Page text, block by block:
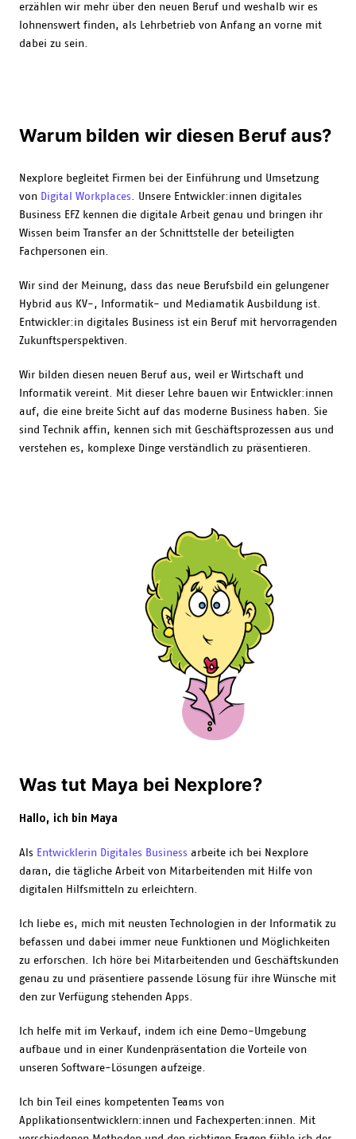
erzählen wir mehr über den neuen Beruf und weshalb wir es
lohnenswert finden, als Lehrbetrieb von Anfang an vorne mit
dabei zu sein.
Warum bilden wir diesen Beruf aus?
Nexplore begleitet Firmen bei der Einführung und Umsetzung
von Digital Workplaces. Unsere Entwickler:innen digitales
Business EFZ kennen die digitale Arbeit genau und bringen ihr
Wissen beim Transfer an der Schnittstelle der beteiligten
Fachpersonen ein.
Wir sind der Meinung, dass das neue Berufsbild ein gelungener
Hybrid aus KV-, Informatik- und Mediamatik Ausbildung ist.
Entwickler:in digitales Business ist ein Beruf mit hervorragenden
Zukunftsperspektiven.
Wir bilden diesen neuen Beruf aus, weil er Wirtschaft und
Informatik vereint. Mit dieser Lehre bauen wir Entwickler:innen
auf, die eine breite Sicht auf das moderne Business haben. Sie
sind Technik affin, kennen sich mit Geschäftsprozessen aus und
verstehen es, komplexe Dinge verständlich zu präsentieren.
Was tut Maya bei Nexplore?
Hallo, ich bin Maya
Als Entwicklerin Digitales Business arbeite ich bei Nexplore
daran, die tägliche Arbeit von Mitarbeitenden mit Hilfe von
digitalen Hilfsmitteln zu erleichtern.
Ich liebe es, mich mit neusten Technologien in der Informatik zu
befassen und dabei immer neue Funktionen und Möglichkeiten
zu erforschen. Ich höre bei Mitarbeitenden und Geschäftskunden
genau zu und präsentiere passende Lösung für ihre Wünsche mit
den zur Verfügung stehenden Apps.
Ich helfe mit im Verkauf, indem ich eine Demo-Umgebung
aufbaue und in einer Kundenpräsentation die Vorteile von
unseren Software-Lösungen aufzeige.
Ich bin Teil eines kompetenten Teams von
Applikationsentwicklern:innen und Fachexperten:innen. Mit